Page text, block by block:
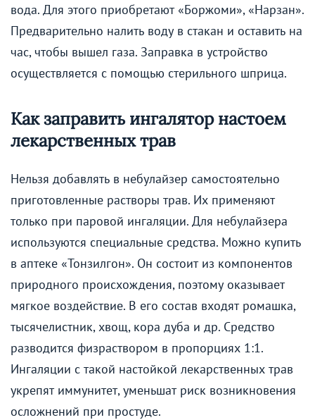
вода. Для этого приобретают «Боржоми», «Нарзан».
Предварительно налить воду в стакан и оставить на
час, чтобы вышел газа. Заправка в устройство
осуществляется с помощью стерильного шприца.
Как заправить ингалятор настоем
лекарственных трав
Нельзя добавлять в небулайзер самостоятельно
приготовленные растворы трав. Их применяют
только при паровой ингаляции. Для небулайзера
используются специальные средства. Можно купить
в аптеке «Тонзилгон». Он состоит из компонентов
природного происхождения, поэтому оказывает
мягкое воздействие. В его состав входят ромашка,
тысячелистник, хвощ, кора дуба и др. Средство
разводится физраствором в пропорциях 1:1.
Ингаляции с такой настойкой лекарственных трав
укрепят иммунитет, уменьшат риск возникновения
осложнений при простуде.